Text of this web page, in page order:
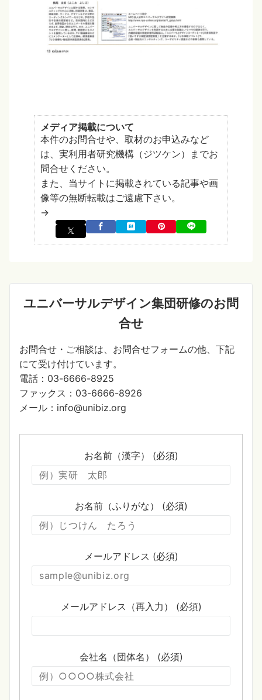
メディア掲載について
本件のお問合せや、取材のお申込みなど
は、実利用者研究機構（ジツケン）までお
問合せください。
また、当サイトに掲載されている記事や画
像等の無断転載はご遠慮下さい。
→
ユニバーサルデザイン集団研修のお問
合せ
お問合せ・ご相談は、お問合せフォームの他、下記
にて受け付けています。
電話：03-6666-8925
ファックス：03-6666-8926
メール：info@unibiz.org
お名前（漢字） (必須)
お名前（ふりがな） (必須)
メールアドレス (必須)
メールアドレス（再入力） (必須)
会社名（団体名） (必須)